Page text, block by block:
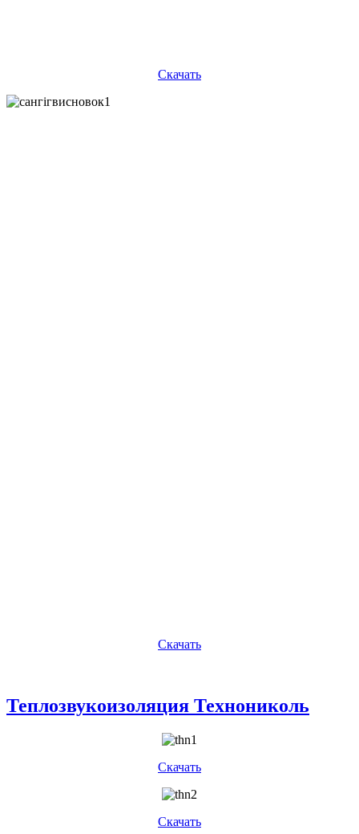
Скачать
Скачать
Теплозвукоизоляция Технониколь
Скачать
Скачать